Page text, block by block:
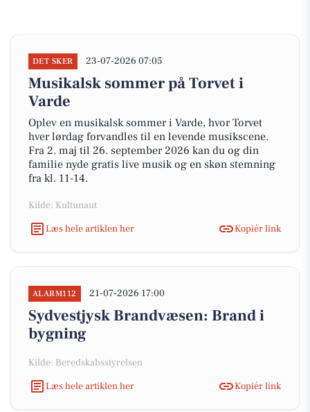
DET SKER 23-07-2026 07:05
Musikalsk sommer på Torvet i
Varde
Oplev en musikalsk sommer i Varde, hvor Torvet
hver lørdag forvandles til en levende musikscene.
Fra 2. maj til 26. september 2026 kan du og din
familie nyde gratis live musik og en skøn stemning
fra kl. 11-14.
Kilde: Kultunaut
Læs hele artiklen her
Kopiér link
ALARM112 21-07-2026 17:00
Sydvestjysk Brandvæsen: Brand i
bygning
Kilde: Beredskabsstyrelsen
Læs hele artiklen her
Kopiér link